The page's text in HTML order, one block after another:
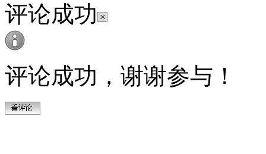
评论成功
评论成功，谢谢参与！